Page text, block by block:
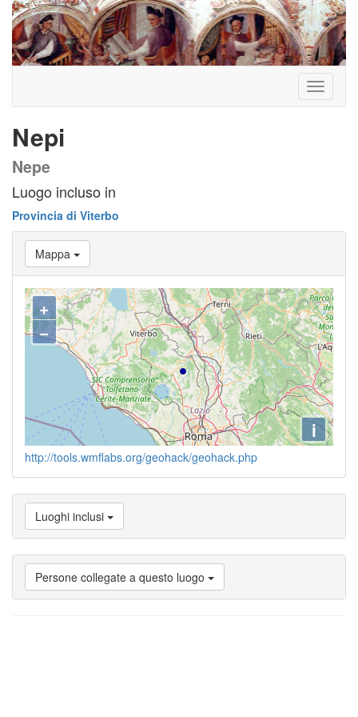
Toggle
Nepi
Nepe
Luogo incluso in
Provincia di Viterbo
Mappa
+
−
i
http://tools.wmflabs.org/geohack/geohack.php
Luoghi inclusi
Persone collegate a questo luogo